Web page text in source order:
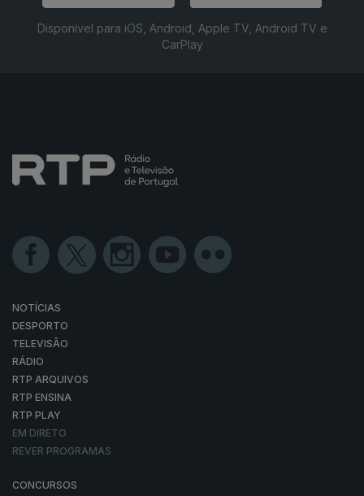
Disponível para iOS, Android, Apple TV, Android TV e
CarPlay
NOTÍCIAS
DESPORTO
TELEVISÃO
RÁDIO
RTP ARQUIVOS
RTP ENSINA
RTP PLAY
EM DIRETO
REVER PROGRAMAS
CONCURSOS